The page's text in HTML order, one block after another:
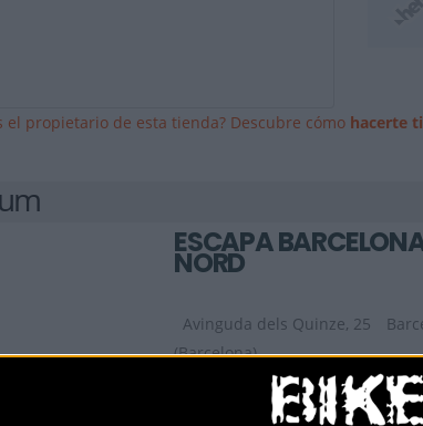
el propietario de esta tienda? Descubre cómo hacerte
ESCAPA
NORD
Avinguda dels Quinze, 25
(Barcelona)